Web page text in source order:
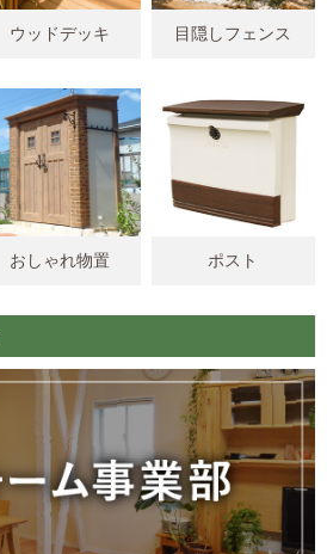
ウッドデッキ 目隠しフェンス
おしゃれ物置 ポスト